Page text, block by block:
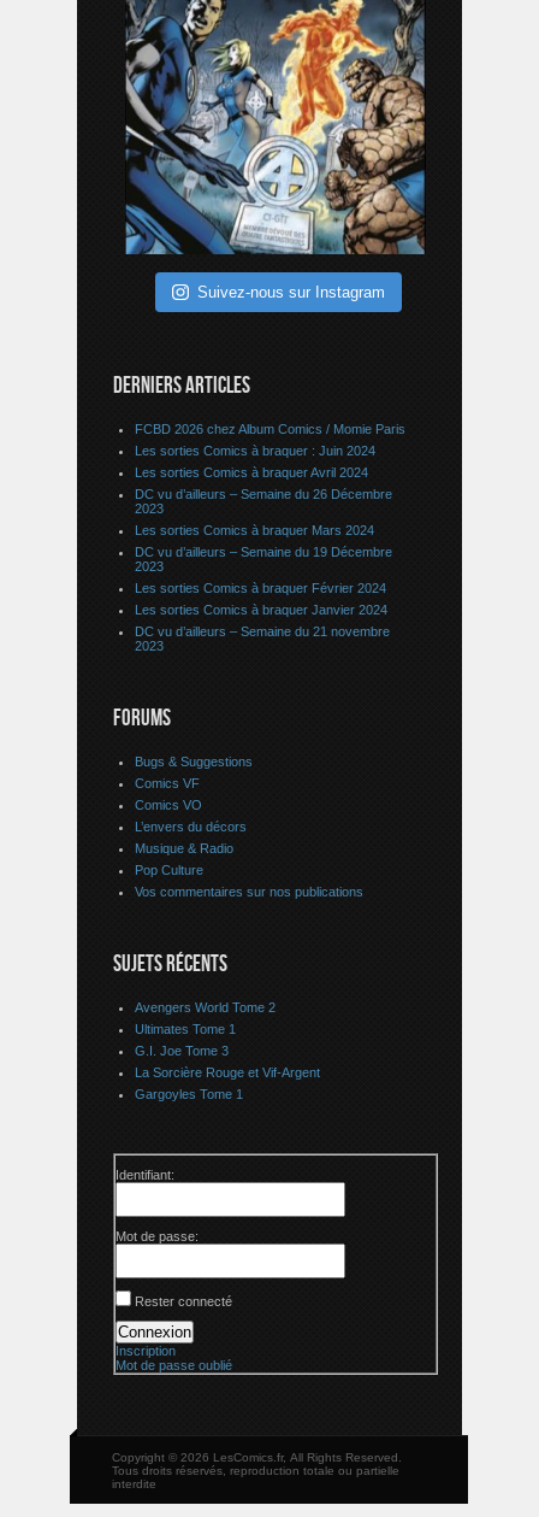
Suivez-nous sur Instagram
DERNIERS ARTICLES
FCBD 2026 chez Album Comics / Momie Paris
Les sorties Comics à braquer : Juin 2024
Les sorties Comics à braquer Avril 2024
DC vu d’ailleurs – Semaine du 26 Décembre
2023
Les sorties Comics à braquer Mars 2024
DC vu d’ailleurs – Semaine du 19 Décembre
2023
Les sorties Comics à braquer Février 2024
Les sorties Comics à braquer Janvier 2024
DC vu d’ailleurs – Semaine du 21 novembre
2023
FORUMS
Bugs & Suggestions
Comics VF
Comics VO
L’envers du décors
Musique & Radio
Pop Culture
Vos commentaires sur nos publications
SUJETS RÉCENTS
Avengers World Tome 2
Ultimates Tome 1
G.I. Joe Tome 3
La Sorcière Rouge et Vif-Argent
Gargoyles Tome 1
Identifiant:
Mot de passe:
Rester connecté
Connexion
Inscription
Mot de passe oublié
Copyright © 2026 LesComics.fr, All Rights Reserved.
Tous droits réservés, reproduction totale ou partielle
interdite